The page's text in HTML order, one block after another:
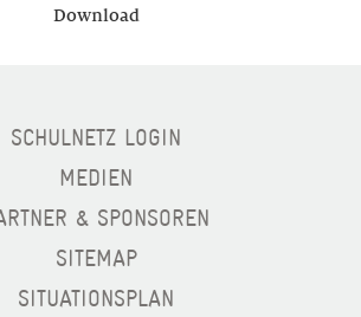
Download
SCHULNETZ LOGIN
MEDIEN
& SPONSOREN
SITEMAP
SITUATIONSPLAN